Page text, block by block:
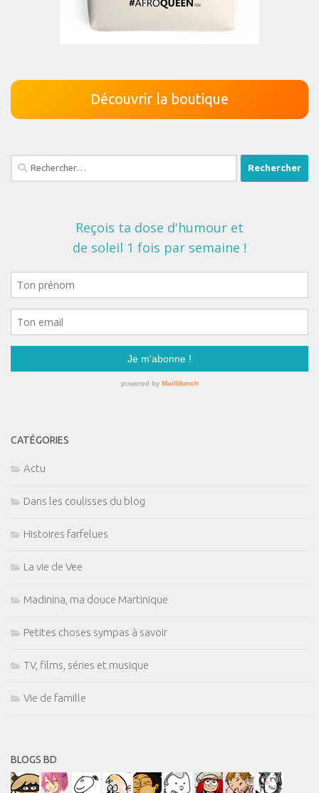
Découvrir la boutique
Rechercher :
CATÉGORIES
Actu
Dans les coulisses du blog
Histoires farfelues
La vie de Vee
Madinina, ma douce Martinique
Petites choses sympas à savoir
TV, films, séries et musique
Vie de famille
BLOGS BD